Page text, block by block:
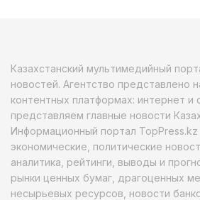
Казахстанский мультимедийный
новостей. Агентство представлено
контентных платформах: интернет
представляем главные новости
Информационный портал TopPress.kz
экономические, политические
аналитика, рейтинги, выводы и
рынки ценных бумаг, драгоценных
несырьевых ресурсов, новости